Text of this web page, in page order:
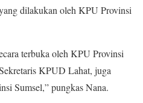
dilakukan oleh KPU Provinsi
terbuka oleh KPU Provinsi
KPUD Lahat, juga
Sumsel,” pungkas Nana.